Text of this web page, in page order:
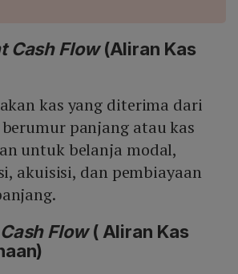
Cash Flow(Aliran Kas
kas yang diterima dari
panjang atau kas
untuk belanja modal,
akuisisi, dan pembiayaan
Flow( Aliran Kas